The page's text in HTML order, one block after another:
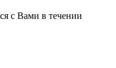
с Вами в течении